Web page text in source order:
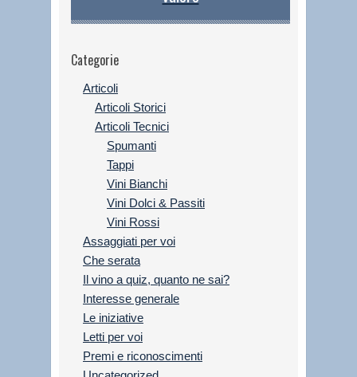
Categorie
Articoli
Articoli Storici
Articoli Tecnici
Spumanti
Tappi
Vini Bianchi
Vini Dolci & Passiti
Vini Rossi
Assaggiati per voi
Che serata
Il vino a quiz, quanto ne sai?
Interesse generale
Le iniziative
Letti per voi
Premi e riconoscimenti